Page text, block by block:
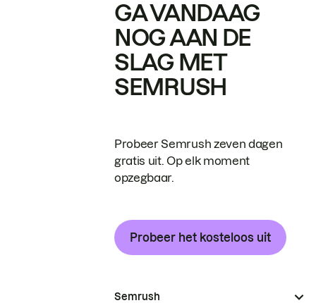
GA VANDAAG
NOG AAN DE
SLAG MET
SEMRUSH
Probeer Semrush zeven dagen
gratis uit. Op elk moment
opzegbaar.
Probeer het kosteloos uit
Semrush